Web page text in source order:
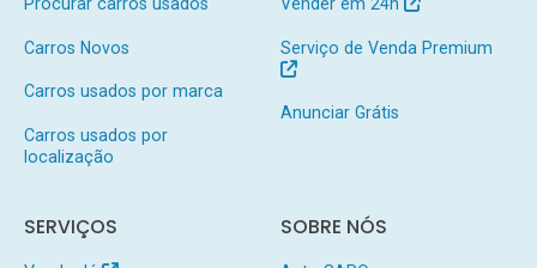
Carros Novos
Carros usados por marca
Carros usados por
localização
Serviço de Venda Premium
Anunciar Grátis
SERVIÇOS SOBRE NÓS